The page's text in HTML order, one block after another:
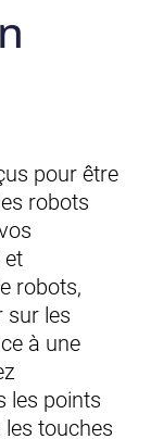
pour être
robots
et
robots,
sur les
à une
les points
touches